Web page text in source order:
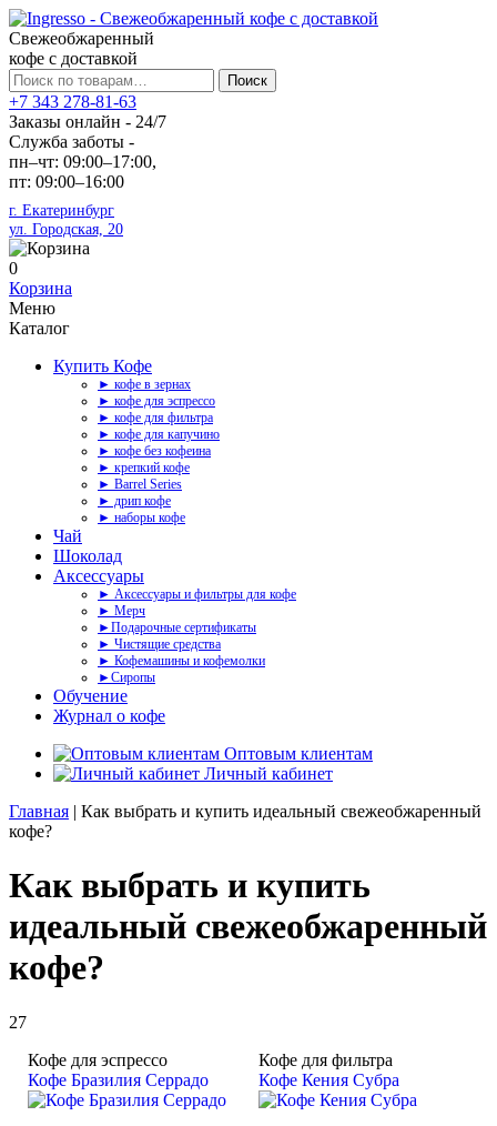
Свежеобжаренный
кофе с доставкой
Искать:
Поиск
+7 343 278-81-63
Заказы онлайн - 24/7
Служба заботы -
пн–чт: 09:00–17:00,
пт: 09:00–16:00
г. Екатеринбург
ул. Городская, 20
0
Корзина
Меню
Каталог
Купить Кофе
► кофе в зернах
► кофе для эспрессо
► кофе для фильтра
► кофе для капучино
► кофе без кофеина
► крепкий кофе
► Barrel Series
► дрип кофе
► наборы кофе
Чай
Шоколад
Аксессуары
► Аксессуары и фильтры для кофе
► Мерч
►Подарочные сертификаты
► Чистящие средства
► Кофемашины и кофемолки
►Сиропы
Обучение
Журнал о кофе
Оптовым клиентам
Личный кабинет
Главная | Как выбрать и купить идеальный свежеобжаренный
кофе?
Как выбрать и купить
идеальный свежеобжаренный
кофе?
27
Кофе для фильтра
Кофе Кения Субра
Кофе для эспрессо
Кофе Бразилия Серрадо